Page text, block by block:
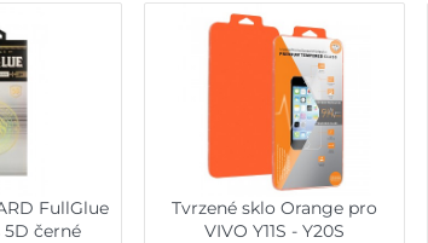
FullGlue
5D černé
Tvrzené sklo Orange pro
VIVO Y11S - Y20S